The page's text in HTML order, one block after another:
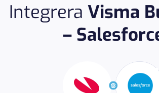
Integrera Visma
–